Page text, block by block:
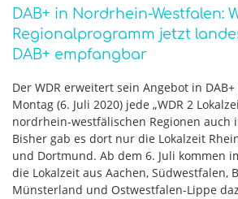
DAB+ in Nordrhein-Westfalen:
Regionalprogramm jetzt
DAB+ empfangbar
Der WDR erweitert sein Angebot in
Montag (6. Juli 2020) jede „WDR 2
nordrhein-westfälischen Regionen auch
Bisher gab es dort nur die Lokalzeit
und Dortmund. Ab dem 6. Juli kommen
die Lokalzeit aus Aachen, Südwestfalen,
Münsterland und Ostwestfalen-Lippe